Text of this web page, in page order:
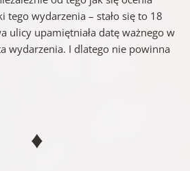
tego wydarzenia – stało się to 18
ulicy upamiętniała datę ważnego w
wydarzenia. I dlatego nie powinna
♦